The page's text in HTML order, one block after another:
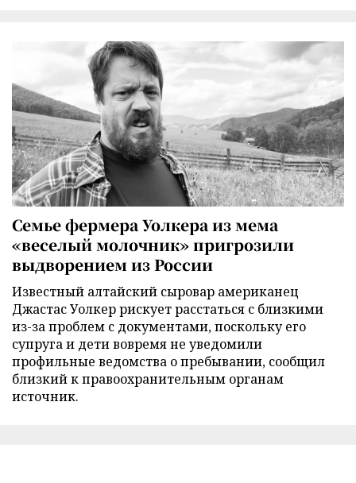
Семье фермера Уолкера из мема
«веселый молочник» пригрозили
выдворением из России
Известный алтайский сыровар американец
Джастас Уолкер рискует расстаться с близкими
из-за проблем с документами, поскольку его
супруга и дети вовремя не уведомили
профильные ведомства о пребывании, сообщил
близкий к правоохранительным органам
источник.